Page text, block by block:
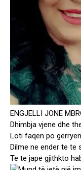
ENGJELLI JONE
Dhimbja vjene dhe
Loti faqen po gerryen
Dilme ne ender te te
Te te jape gjithkto